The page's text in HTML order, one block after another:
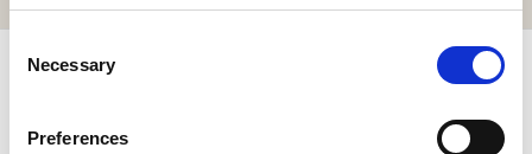
Selection
Necessary
Preferences
ABONNIEREN & BIS ZU 10 % SPAREN!
Newsletter abonnieren für exklusive Neuigkeiten und